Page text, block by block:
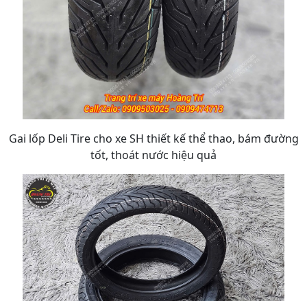
Gai lốp Deli Tire cho xe SH thiết kế thể thao, bám đường
tốt, thoát nước hiệu quả